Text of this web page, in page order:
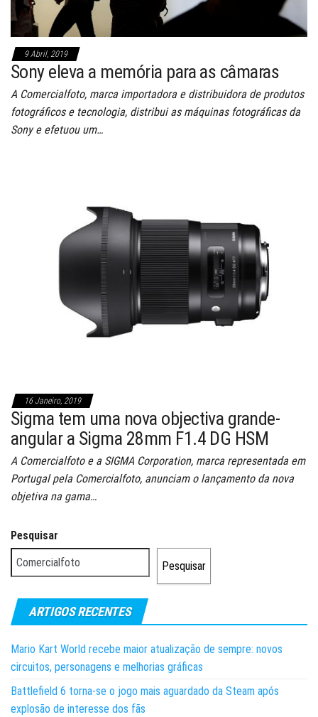
9 Abril, 2019
Sony eleva a memória para as câmaras
A Comercialfoto, marca importadora e distribuidora de produtos
fotográficos e tecnologia, distribui as máquinas fotográficas da
Sony e efetuou um…
16 Janeiro, 2019
Sigma tem uma nova objectiva grande-
angular a Sigma 28mm F1.4 DG HSM
A Comercialfoto e a SIGMA Corporation, marca representada em
Portugal pela Comercialfoto, anunciam o lançamento da nova
objetiva na gama…
Pesquisar
Pesquisar
ARTIGOS RECENTES
Mario Kart World recebe maior atualização de sempre: novos
circuitos, personagens e melhorias gráficas
Battlefield 6 torna-se o jogo mais aguardado da Steam após
explosão de interesse dos fãs